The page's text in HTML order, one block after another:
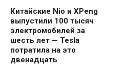
Китайские Nio и XPeng
выпустили 100 тысяч
электромобилей за
шесть лет — Tesla
потратила на это
двенадцать